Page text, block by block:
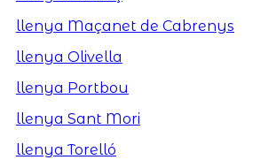
llenya Maçanet de Cabrenys
llenya Olivella
llenya Portbou
llenya Sant Mori
llenya Torelló